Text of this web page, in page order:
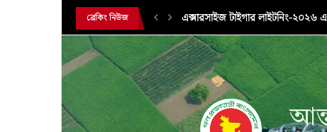
ব্রেকিং নিউজ এক্সারসাইজ টাইগার লাইটনিং-২০২৬